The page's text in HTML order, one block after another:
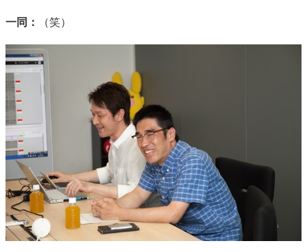
一同：
（笑）